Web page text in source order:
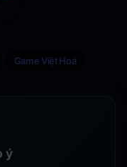
Game Việt Hoá
ý